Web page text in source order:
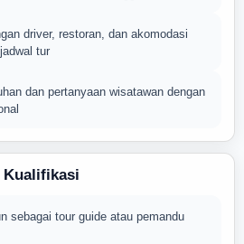
driver, restoran, dan akomodasi
tur
dan pertanyaan wisatawan dengan
Kualifikasi
sebagai tour guide atau pemandu